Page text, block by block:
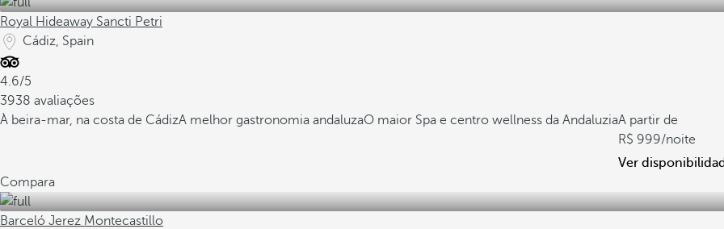
Royal Hideaway Sancti Petri
Cádiz, Spain
4.6/5
3938 avaliações
À beira-mar, na costa de CádizA melhor gastronomia andaluzaO maior Spa e centro wellness da AndaluziaA partir de
999/noite
Ver
Compara
Barceló Jerez Montecastillo